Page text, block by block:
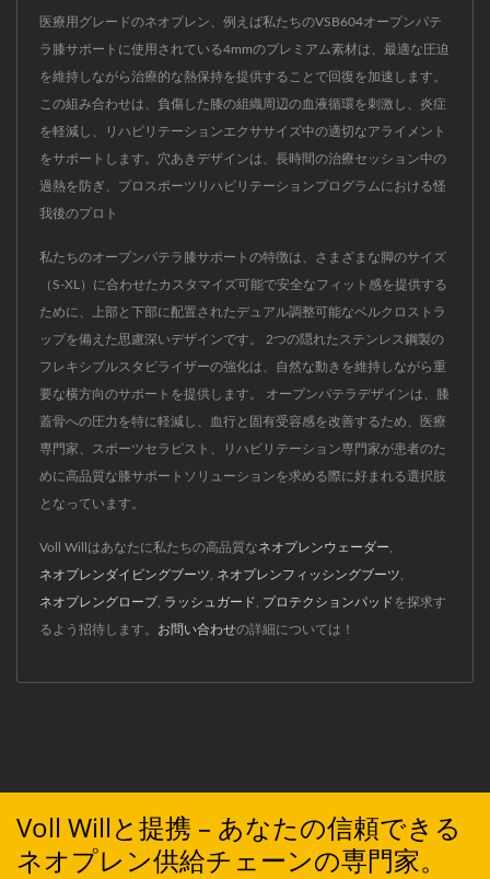
医療用グレードのネオプレン、例えば私たちのVSB604オープンパテ
ラ膝サポートに使用されている4mmのプレミアム素材は、最適な圧迫
を維持しながら治療的な熱保持を提供することで回復を加速します。
この組み合わせは、負傷した膝の組織周辺の血液循環を刺激し、炎症
を軽減し、リハビリテーションエクササイズ中の適切なアライメント
をサポートします。穴あきデザインは、長時間の治療セッション中の
過熱を防ぎ、プロスポーツリハビリテーションプログラムにおける怪
我後のプロト
私たちのオープンパテラ膝サポートの特徴は、さまざまな脚のサイズ
（S-XL）に合わせたカスタマイズ可能で安全なフィット感を提供する
ために、上部と下部に配置されたデュアル調整可能なベルクロストラ
ップを備えた思慮深いデザインです。 2つの隠れたステンレス鋼製の
フレキシブルスタビライザーの強化は、自然な動きを維持しながら重
要な横方向のサポートを提供します。 オープンパテラデザインは、膝
蓋骨への圧力を特に軽減し、血行と固有受容感を改善するため、医療
専門家、スポーツセラピスト、リハビリテーション専門家が患者のた
めに高品質な膝サポートソリューションを求める際に好まれる選択肢
となっています。
Voll Willはあなたに私たちの高品質なネオプレンウェーダー
ネオプレンダイビングブーツ ネオプレンフィッシングブーツ
ネオプレングローブ ラッシュガード プロテクションパッドを探求す
るよう招待します。 お問い合わせの詳細については！
Voll Willと提携 – あなたの信頼できる
ネオプレン供給チェーンの専門家。